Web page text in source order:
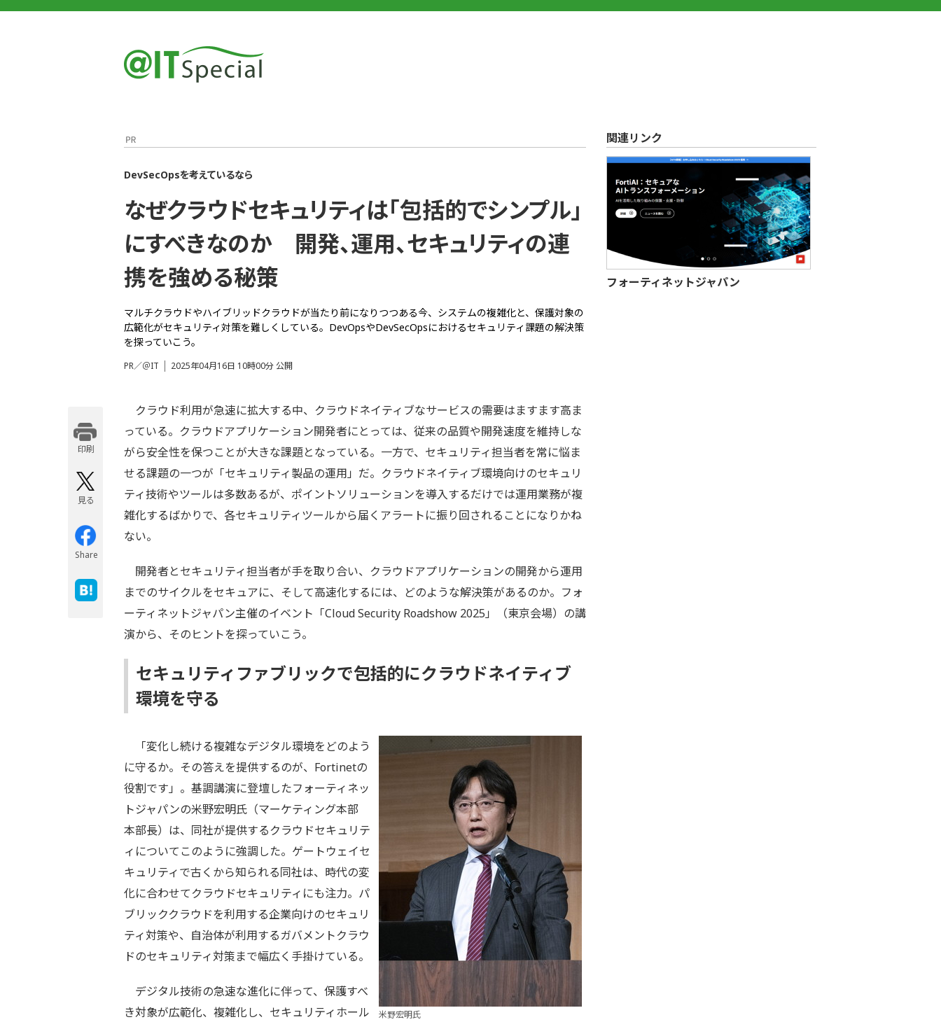
なぜクラウドセキュリティは「包括的でシンプル」
にすべきなのか 開発、運用、セキュリティの連
携を強める秘策
DevSecOpsを考えているなら
マルチクラウドやハイブリッドクラウドが当たり前になりつつある今、システムの複雑化と、保護対象の
広範化がセキュリティ対策を難しくしている。DevOpsやDevSecOpsにおけるセキュリティ課題の解決策
を探っていこう。
PR／＠IT 2025年04月16日 10時00分 公開
印刷
見る
Share
クラウド利用が急速に拡大する中、クラウドネイティブなサービスの需要はますます高ま
っている。クラウドアプリケーション開発者にとっては、従来の品質や開発速度を維持しな
がら安全性を保つことが大きな課題となっている。一方で、セキュリティ担当者を常に悩ま
せる課題の一つが「セキュリティ製品の運用」だ。クラウドネイティブ環境向けのセキュリ
ティ技術やツールは多数あるが、ポイントソリューションを導入するだけでは運用業務が複
雑化するばかりで、各セキュリティツールから届くアラートに振り回されることになりかね
ない。
開発者とセキュリティ担当者が手を取り合い、クラウドアプリケーションの開発から運用
までのサイクルをセキュアに、そして高速化するには、どのような解決策があるのか。フォ
ーティネットジャパン主催のイベント「Cloud Security Roadshow 2025」（東京会場）の講
演から、そのヒントを探っていこう。
セキュリティファブリックで包括的にクラウドネイティブ
環境を守る
米野宏明氏
「変化し続ける複雑なデジタル環境をどのよう
に守るか。その答えを提供するのが、Fortinetの
役割です」。基調講演に登壇したフォーティネッ
トジャパンの米野宏明氏（マーケティング本部
本部長）は、同社が提供するクラウドセキュリテ
ィについてこのように強調した。ゲートウェイセ
キュリティで古くから知られる同社は、時代の変
化に合わせてクラウドセキュリティにも注力。パ
ブリッククラウドを利用する企業向けのセキュリ
ティ対策や、自治体が利用するガバメントクラウ
ドのセキュリティ対策まで幅広く手掛けている。
デジタル技術の急速な進化に伴って、保護すべ
き対象が広範化、複雑化し、セキュリティホール
関連リンク
フォーティネットジャパン